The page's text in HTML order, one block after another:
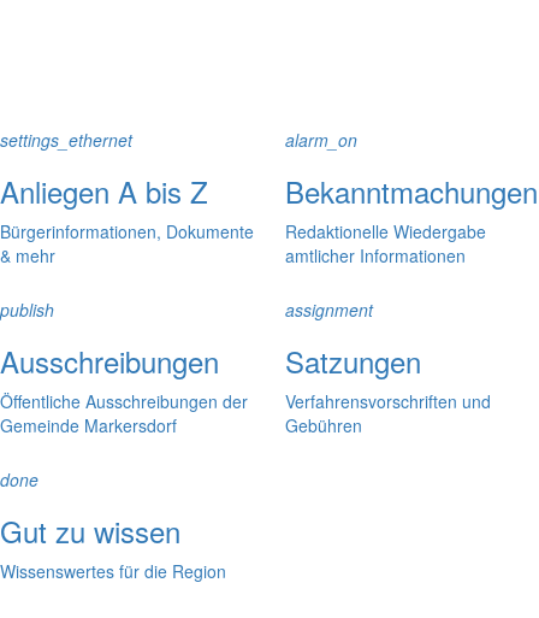
settings_ethernet
Anliegen A bis Z
Bürgerinformationen, Dokumente
& mehr
alarm_on
Bekanntmachungen
Redaktionelle Wiedergabe
amtlicher Informationen
publish
Ausschreibungen
Öffentliche Ausschreibungen der
Gemeinde Markersdorf
assignment
Satzungen
Verfahrensvorschriften und
Gebühren
done
Gut zu wissen
Wissenswertes für die Region